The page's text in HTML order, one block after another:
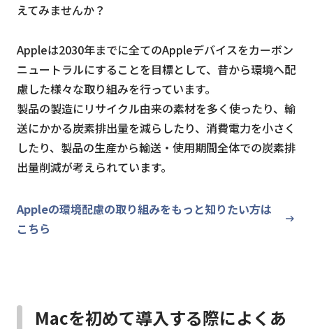
えてみませんか？
Appleは2030年までに全てのAppleデバイスをカーボン
ニュートラルにすることを目標として、昔から環境へ配
慮した様々な取り組みを行っています。
製品の製造にリサイクル由来の素材を多く使ったり、輸
送にかかる炭素排出量を減らしたり、消費電力を小さく
したり、製品の生産から輸送・使用期間全体での炭素排
出量削減が考えられています。
Appleの環境配慮の取り組みをもっと知りたい方は
こちら
Macを初めて導入する際によくあ